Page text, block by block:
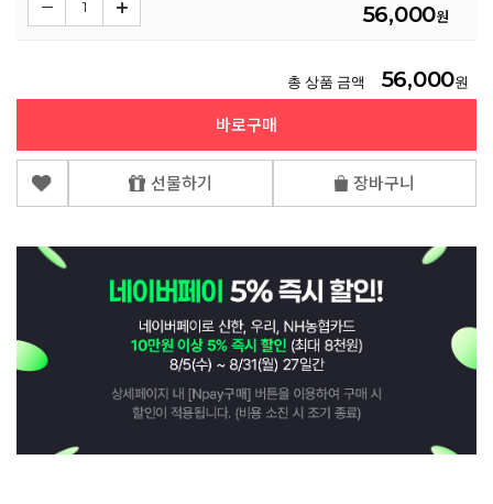
56,000원
총 상품 금액 56,000원
바로구매
선물하기 장바구니